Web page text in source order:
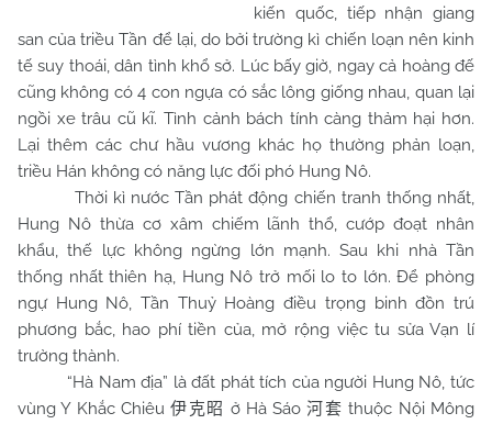
kiến quốc, tiếp nhận giang
san của triều Tần để lại, do bởi trường kì chiến loạn nên kinh
tế suy thoái, dân tình khổ sở. Lúc bấy giờ, ngay cả hoàng đế
cũng không có 4 con ngựa có sắc lông giống nhau, quan lại
ngồi xe trâu cũ kĩ. Tình cảnh bách tính càng thảm hại hơn.
Lại thêm các chư hầu vương khác họ thường phản loạn,
triều Hán không có năng lực đối phó Hung Nô.
Thời kì nước Tần phát động chiến tranh thống nhất,
Hung Nô thừa cơ xâm chiếm lãnh thổ, cướp đoạt nhân
khẩu, thế lực không ngừng lớn mạnh. Sau khi nhà Tần
thống nhất thiên hạ, Hung Nô trở mối lo to lớn. Để phòng
ngự Hung Nô, Tần Thuỷ Hoàng điều trọng binh đồn trú
phương bắc, hao phí tiền của, mở rộng việc tu sửa Vạn lí
trường thành.
“Hà Nam địa” là đất phát tích của người Hung Nô, tức
vùng Y Khắc Chiêu伊克昭 ở Hà Sáo河套 thuộc Nội Mông